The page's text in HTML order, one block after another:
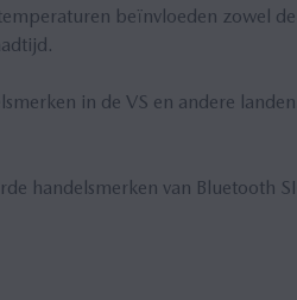
beïnvloeden zowel
in de VS en andere
handelsmerken van Bluetooth